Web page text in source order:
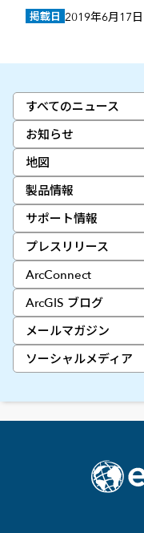
すべてのニュース
お知らせ
地図
製品情報
サポート情報
プレスリリース
ArcConnect
ArcGIS ブログ
メールマガジン
ソーシャルメディア
掲載日 2019年6月17日